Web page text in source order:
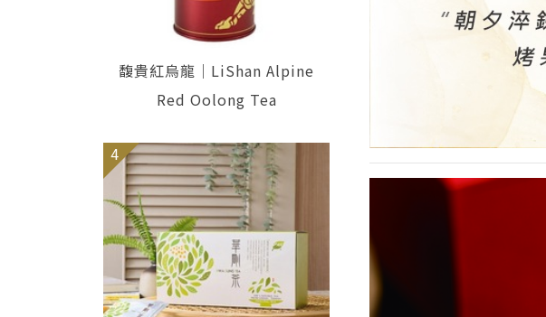
馥貴紅烏龍｜LiShan Alpine
Red Oolong Tea
4